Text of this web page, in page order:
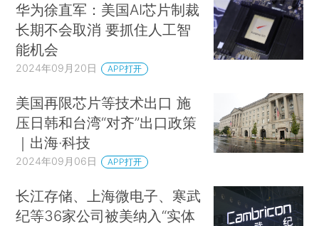
华为徐直军：美国AI芯片制裁
长期不会取消 要抓住人工智
能机会
2024年09月20日 APP打开
美国再限芯片等技术出口 施
压日韩和台湾“对齐”出口政策
｜出海·科技
2024年09月06日 APP打开
长江存储、上海微电子、寒武
纪等36家公司被美纳入“实体